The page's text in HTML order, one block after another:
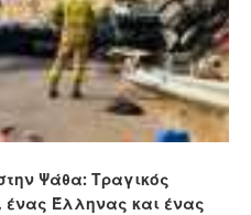
Ψάθα: Τραγικός
ένας Έλληνας και ένας